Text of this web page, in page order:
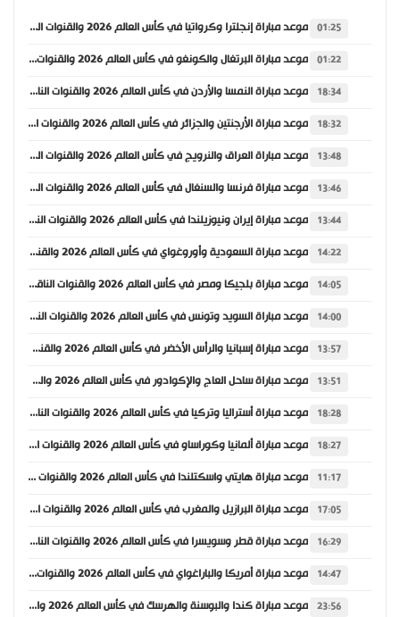
01:25 موعد مباراة إنجلترا وكرواتيا في كأس العالم 2026 والقنوات الناقلة
01:22 موعد مباراة البرتغال والكونغو في كأس العالم 2026 والقنوات الناقلة
18:34 موعد مباراة النمسا والأردن في كأس العالم 2026 والقنوات الناقلة
18:32 موعد مباراة الأرجنتين والجزائر في كأس العالم 2026 والقنوات الناقلة
13:48 موعد مباراة العراق والنرويج في كأس العالم 2026 والقنوات الناقلة
13:46 موعد مباراة فرنسا والسنغال في كأس العالم 2026 والقنوات الناقلة
13:44 موعد مباراة إيران ونيوزيلندا في كأس العالم 2026 والقنوات الناقلة
14:22 موعد مباراة السعودية وأوروغواي في كأس العالم 2026 والقنوات الناقلة
14:05 موعد مباراة بلجيكا ومصر في كأس العالم 2026 والقنوات الناقلة
14:00 موعد مباراة السويد وتونس في كأس العالم 2026 والقنوات الناقلة
13:57 موعد مباراة إسبانيا والرأس الأخضر في كأس العالم 2026 والقنوات الناقلة
13:51 موعد مباراة ساحل العاج والإكوادور في كأس العالم 2026 والقنوات الناقلة
18:28 موعد مباراة أستراليا وتركيا في كأس العالم 2026 والقنوات الناقلة
18:27 موعد مباراة ألمانيا وكوراساو في كأس العالم 2026 والقنوات الناقلة
11:17 موعد مباراة هايتي واسكتلندا في كأس العالم 2026 والقنوات الناقلة
17:05 موعد مباراة البرازيل والمغرب في كأس العالم 2026 والقنوات الناقلة
16:29 موعد مباراة قطر وسويسرا في كأس العالم 2026 والقنوات الناقلة
14:47 موعد مباراة أمريكا والباراغواي في كأس العالم 2026 والقنوات الناقلة
23:56 موعد مباراة كندا والبوسنة والهرسك في كأس العالم 2026 والقنوات الناقلة